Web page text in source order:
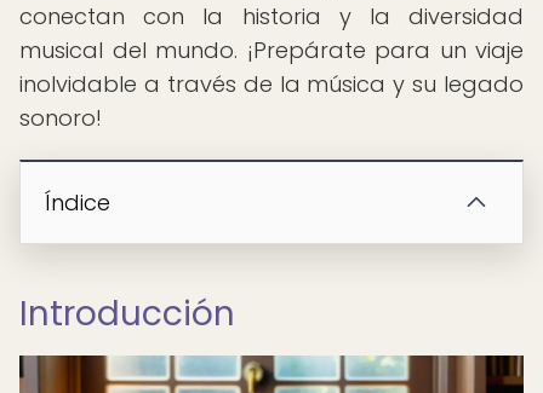
conectan con la historia y la diversidad
musical del mundo. ¡Prepárate para un viaje
inolvidable a través de la música y su legado
sonoro!
Índice
Introducción